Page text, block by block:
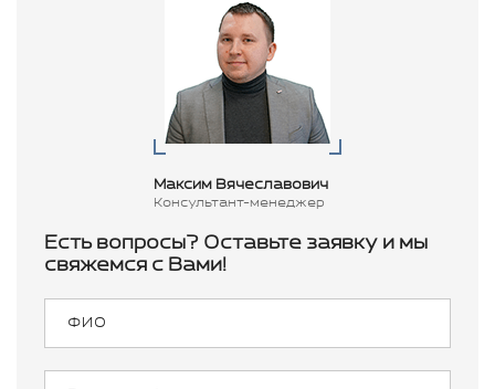
Максим Вячеславович
Консультант-менеджер
Есть вопросы? Оставьте заявку и мы
свяжемся с Вами!